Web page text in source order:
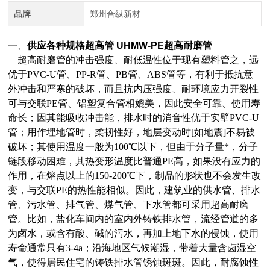
品牌 郑州合纵新材
一、供应各种规格超高管 UHMW-PE超高耐磨管
超高耐磨管的冲击强度、耐低温性位于现有塑料管之，远
优于PVC-U管、PP-R管、PB管、ABS管等，有利于抵抗意
外冲击和严寒的破坏，而且抗内压强度、耐环境应力开裂性
可与交联PE管、铝塑复合管相媲美，因此安全可靠、使用寿
命长；因其能吸收冲击能，排水时的消音性优于实壁PVC-U
管；用作埋地管时，柔韧性好，地层变动时[如地震]不易被
破坏；其使用温度一般为100℃以下，但由于分子量*，分子
链段移动困难，其热变形温度比普通PE高，如果没有应力的
作用，在熔点以上的150-200℃下，制品的形状也不会发生改
变，与交联PE的热性能相似。因此，建筑业的供水管、排水
管、污水管、排气管、煤气管、下水管都可采用超高耐磨
管。比如，盐化车间内的室内外铸铁排水管，流经管道的多
为卤水，或含有酸、碱的污水，再加上地下水的侵蚀，使用
寿命通常只有3-4a；沿海地区气候潮湿，带着大量含卤湿空
气，使得居民住宅的铸铁排水管锈蚀斑斑。因此，耐腐蚀性